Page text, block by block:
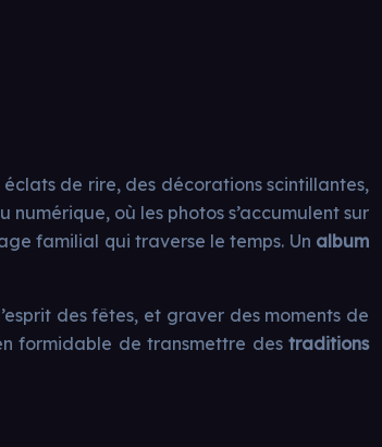
de rire, des décorations scintillantes,
où les photos s’accumulent sur
familial qui traverse le temps. Un album
des fêtes, et graver des moments de
formidable de transmettre destraditions